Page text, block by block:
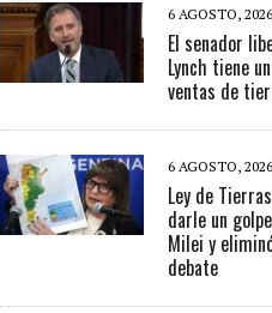
6 AGOSTO, 2026
El senador
Lynch tiene
ventas de
6 AGOSTO, 2026
Ley de
darle un
Milei y
debate